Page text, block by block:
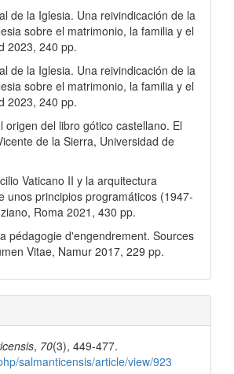
de la Iglesia. Una reivindicación de la
sobre el matrimonio, la familia y el
2023, 240 pp.
de la Iglesia. Una reivindicación de la
sobre el matrimonio, la familia y el
2023, 240 pp.
del libro gótico castellano. El
de la Sierra, Universidad de
Vaticano II y la arquitectura
unos principios programáticos (1947-
Roma 2021, 430 pp.
pédagogie d'engendrement. Sources
Vitae, Namur 2017, 229 pp.
, 70(3), 449-477.
salmanticensis/article/view/923